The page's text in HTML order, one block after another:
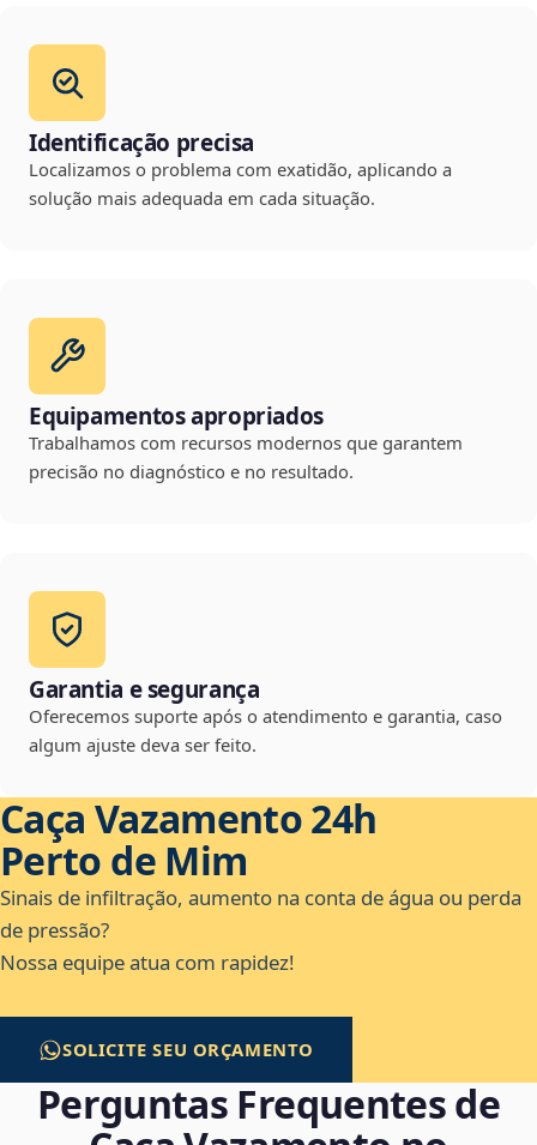
Identificação precisa
Localizamos o problema com exatidão, aplicando a
solução mais adequada em cada situação.
Equipamentos apropriados
Trabalhamos com recursos modernos que garantem
precisão no diagnóstico e no resultado.
Garantia e segurança
Oferecemos suporte após o atendimento e garantia, caso
algum ajuste deva ser feito.
Caça Vazamento 24h
Perto de Mim
Sinais de infiltração, aumento na conta de água ou perda
de pressão?
Nossa equipe atua com rapidez!
SOLICITE SEU ORÇAMENTO
Perguntas Frequentes de